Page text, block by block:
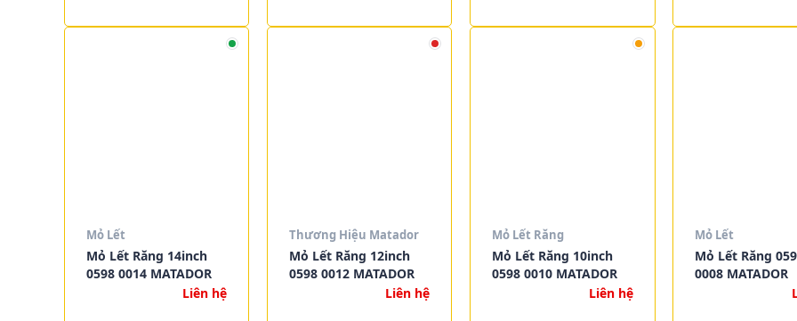
Tay Cao Cấp
Mỏ Lết
Mỏ Lết Răng 14inch
0598 0014 MATADOR
Liên hệ
Thương Hiệu Matador
Mỏ Lết Răng 12inch
0598 0012 MATADOR
Liên hệ
Mỏ Lết Răng
Mỏ Lết Răng 10inch
0598 0010 MATADOR
Liên hệ
Mỏ Lết
Mỏ Lết Răng
0008 MATADOR